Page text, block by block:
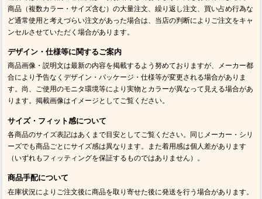
商品（複数カラー・サイズ含む）の大量注文、繰り返し注文、買い占め行為な
ど通常使用と考えづらい注文があった場合は、当店の判断によりご注文をキャ
ンセルさせていただく場合があります。
デザイン・仕様等に関するご案内
商品画像・説明文は最新の内容を掲載するよう努めておりますが、メーカー都
合により予告なくデザイン・パッケージ・仕様等が変更される場合がありま
す。尚、ご使用のモニタ環境等により実物とカラーが異なって見える場合があ
ります。掲載画像はイメージとしてご覧ください。
サイズ・フィット感について
各商品のサイズ表記はあくまで目安としてご覧ください。同じメーカー・シリ
ーズでも商品ごとにサイズ感は異なります。また着用感は個人差があります
（いずれもフィッティングを保証するものではありません）。
商品手配について
在庫状況によりご注文後に商品を取り寄せた後に発送を行う場合があります。